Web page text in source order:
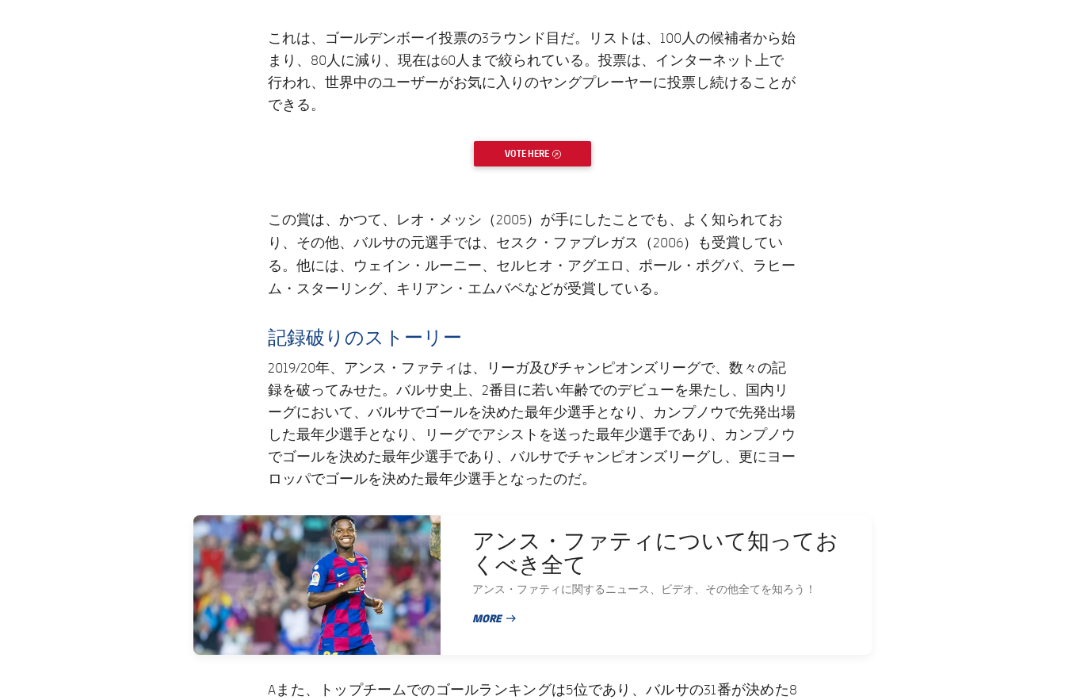
これは、ゴールデンボーイ投票の3ラウンド目だ。リストは、100人の候補者から始
まり、80人に減り、現在は60人まで絞られている。投票は、インターネット上で
行われ、世界中のユーザーがお気に入りのヤングプレーヤーに投票し続けることが
できる。
VOTE HERE EXTERNAL LINK
この賞は、かつて、 レオ・メッシ （2005）が手にしたことでも、よく知られてお
り、その他、バルサの元選手では、 セスク・ファブレガス
（2006）も受賞してい
る。他には、 ウェイン・ルーニー、セルヒオ・アグエロ、ポール・ポグバ、ラヒー
ム・スターリング、キリアン・エムバペなどが受賞している。
記録破りのストーリー
2019/20年、アンス・ファティは、リーガ及びチャンピオンズリーグで、数々の記
録を破ってみせた。バルサ史上、2番目に若い年齢でのデビューを果たし、国内リ
ーグにおいて、バルサでゴールを決めた最年少選手となり、カンプノウで先発出場
した最年少選手となり、リーグでアシストを送った最年少選手であり、カンプノウ
でゴールを決めた最年少選手であり、バルサでチャンピオンズリーグし、更にヨー
ロッパでゴールを決めた最年少選手となったのだ。
FC Barcelona club badge
アンス・ファティについて知ってお
くべき全て
アンス・ファティに関するニュース、ビデオ、その他全てを知ろう！
MORE
PUBLISHED NEWS
Aまた、トップチームでのゴールランキングは5位であり、バルサの31番が決めた8